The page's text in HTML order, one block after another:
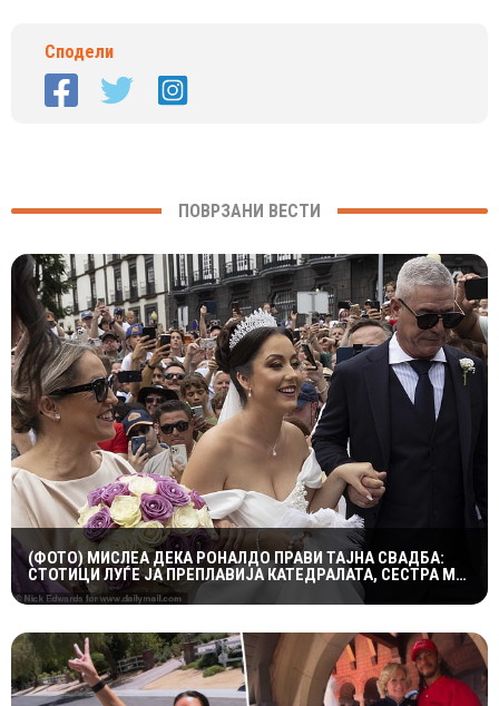
Сподели
ПОВРЗАНИ ВЕСТИ
(ФОТО) МИСЛЕА ДЕКА РОНАЛДО ПРАВИ ТАЈНА СВАДБА:
СТОТИЦИ ЛУЃЕ ЈА ПРЕПЛАВИЈА КАТЕДРАЛАТА, СЕСТРА МУ
ОСТРО РЕАГИРАШЕ